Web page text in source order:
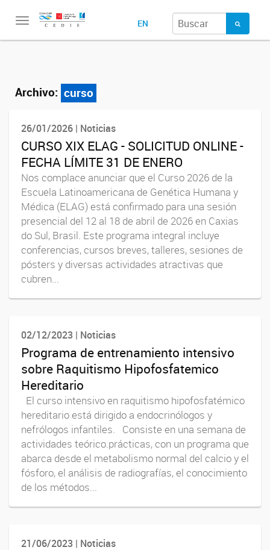
Toggle
EN
Archivo: curso
26/01/2026 | Noticias
CURSO XIX ELAG - SOLICITUD ONLINE -
FECHA LÍMITE 31 DE ENERO
Nos complace anunciar que el Curso 2026 de la
Escuela Latinoamericana de Genética Humana y
Médica (ELAG) está confirmado para una sesión
presencial del 12 al 18 de abril de 2026 en Caxias
do Sul, Brasil. Este programa integral incluye
conferencias, cursos breves, talleres, sesiones de
pósters y diversas actividades atractivas que
cubren...
02/12/2023 | Noticias
Programa de entrenamiento intensivo
sobre Raquitismo Hipofosfatemico
Hereditario
El curso intensivo en raquitismo hipofosfatémico
hereditario está dirigido a endocrinólogos y
nefrólogos infantiles. Consiste en una semana de
actividades teórico.prácticas, con un programa que
abarca desde el metabolismo normal del calcio y el
fósforo, el análisis de radiografías, el conocimiento
de los métodos...
21/06/2023 | Noticias